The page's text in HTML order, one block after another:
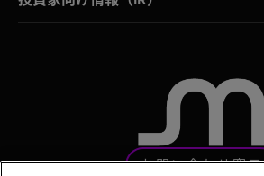
お問い合わせ窓口